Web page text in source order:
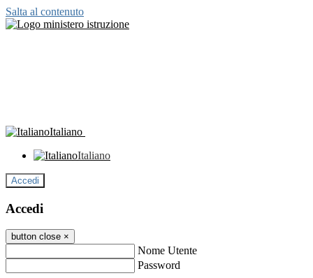
Salta al contenuto
Italiano
Italiano
Accedi
Accedi
button close ×
Nome Utente
Password